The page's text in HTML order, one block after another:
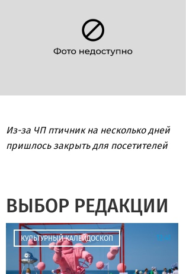
Из-за ЧП птичник на несколько дней
пришлось закрыть для посетителей
ВЫБОР РЕДАКЦИИ
КУЛЬТУРНЫЙ КАЛЕЙДОСКОП 12:41